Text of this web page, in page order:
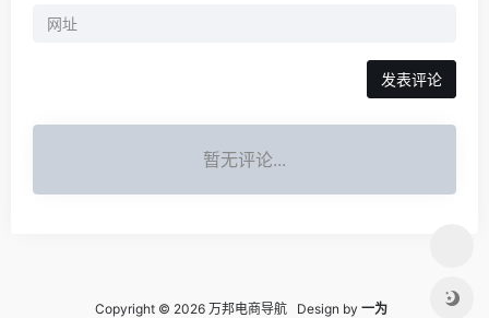
暂无评论...
Copyright © 2026 万邦电商导航 Design by 一为